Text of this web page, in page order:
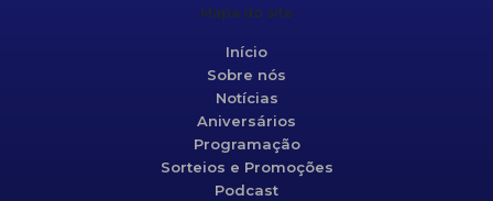
Mapa do site
Início
Sobre nós
Notícias
Aniversários
Programação
Sorteios e Promoções
Podcast